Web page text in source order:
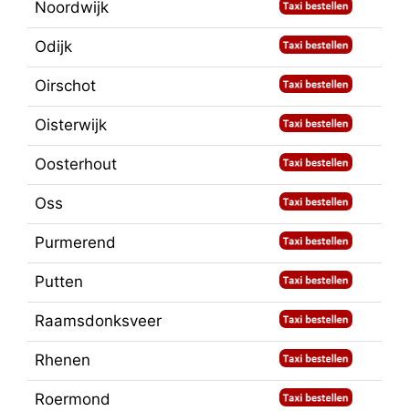
Noordwijk
Odijk
Oirschot
Oisterwijk
Oosterhout
Oss
Purmerend
Putten
Raamsdonksveer
Rhenen
Roermond